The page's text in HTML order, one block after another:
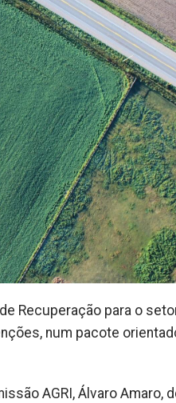
Recuperação para o
num pacote
AGRI, Álvaro Amaro,